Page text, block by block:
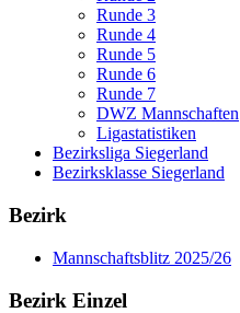
Runde 3
Runde 4
Runde 5
Runde 6
Runde 7
DWZ Mannschaften
Ligastatistiken
Bezirksliga Siegerland
Bezirksklasse Siegerland
Bezirk
Mannschaftsblitz 2025/26
Bezirk Einzel